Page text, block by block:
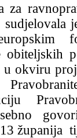
za
obiteljskih
u okviru
županija